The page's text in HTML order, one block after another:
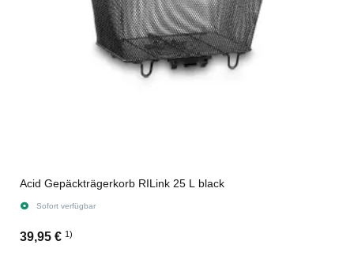
Acid Gepäckträgerkorb RILink 25 L black
Sofort verfügbar
39,95 € 1)